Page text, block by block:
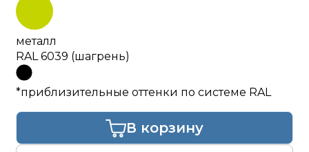
металл
RAL 6039 (шагрень)
*приблизительные оттенки по системе RAL
В корзину